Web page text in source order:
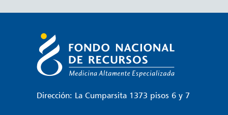
Dirección: La Cumparsita 1373 pisos 6 y 7